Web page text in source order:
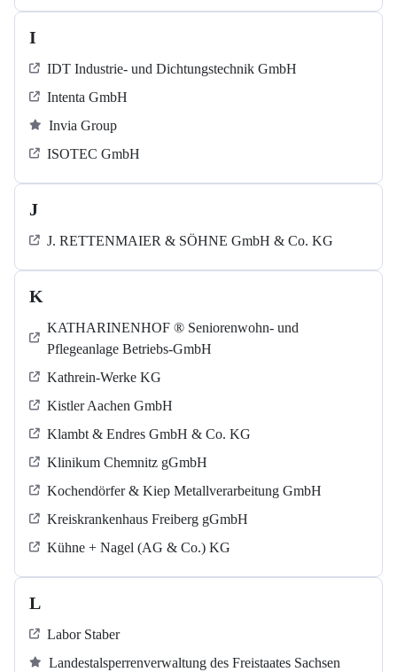
I
IDT Industrie- und Dichtungstechnik GmbH
Intenta GmbH
Invia Group
ISOTEC GmbH
J
J. RETTENMAIER & SÖHNE GmbH & Co. KG
K
KATHARINENHOF ® Seniorenwohn- und
Pflegeanlage Betriebs-GmbH
Kathrein-Werke KG
Kistler Aachen GmbH
Klambt & Endres GmbH & Co. KG
Klinikum Chemnitz gGmbH
Kochendörfer & Kiep Metallverarbeitung GmbH
Kreiskrankenhaus Freiberg gGmbH
Kühne + Nagel (AG & Co.) KG
L
Labor Staber
Landestalsperrenverwaltung des Freistaates Sachsen